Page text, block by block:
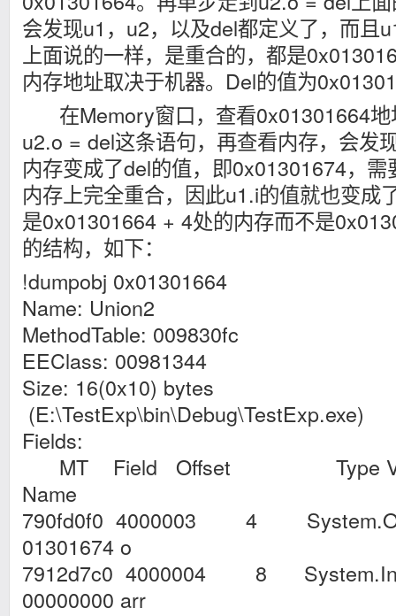
会发现u1，u2，以及del都定义了，而且
上面说的一样，是重合的，都是
内存地址取决于机器。Del的值为
在Memory窗口，查看0x01301664地
u2.o = del这条语句，再查看内存，会发
内存变成了del的值，即0x01301674，
内存上完全重合，因此u1.i的值就也变成
是0x01301664 + 4处的内存而不是
的结构，如下：
!dumpobj 0x01301664
Name: Union2
MethodTable: 009830fc
EEClass: 00981344
Size: 16(0x10) bytes
(E:\TestExp\bin\Debug\TestExp.exe)
Fields:
MT Field Offset Type
Name
790fd0f0 4000003 4
01301674 o
7912d7c0 4000004 8
00000000 arr